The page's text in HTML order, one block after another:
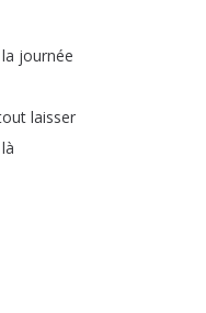
la journée
laisser
là